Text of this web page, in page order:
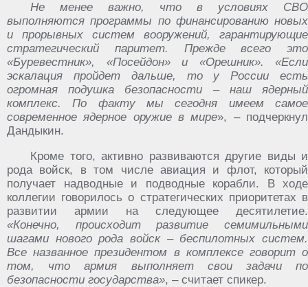
Не менее важно, что в условиях СВО
выполняются программы по финансированию новых
и прорывных систем вооружений, гарантирующие
стратегический паритет. Прежде всего это
«Буревестник», «Посейдон» и «Орешник». «Если
эскалация пройдет дальше, то у России есть
огромная подушка безопасности – наш ядерный
комплекс. По факту мы сегодня имеем самое
современное ядерное оружие в мире», – подчеркнул
Дандыкин.
Кроме того, активно развиваются другие виды и
рода войск, в том числе авиация и флот, который
получает надводные и подводные корабли. В ходе
коллегии говорилось о стратегических приоритетах в
развитии армии на следующее десятилетие.
«Конечно, происходит развитие семимильными
шагами нового рода войск – беспилотных систем.
Все названное президентом в комплексе говорит о
том, что армия выполняет свои задачи по
безопасности государства», – считает спикер.